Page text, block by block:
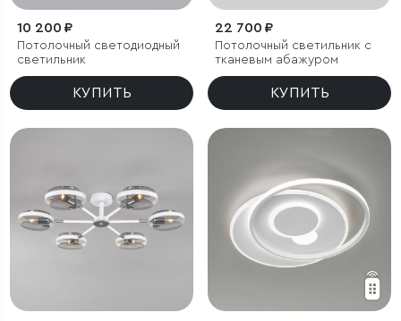
10 200 ₽
Потолочный светодиодный
светильник
КУПИТЬ
22 700 ₽
Потолочный светильник с
тканевым абажуром
КУПИТЬ